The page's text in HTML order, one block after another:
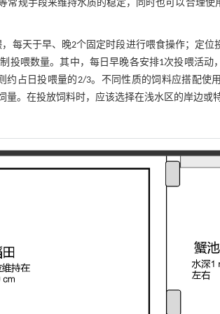
常规手段来维持水质的稳定，同时也可以合理使
每天于早、晚2个固定时段进行喂食操作；定
投喂数量。其中，每日早晚各安排1次投喂活动
占日投喂量的2/3。不同性质的饲料应搭配使
。在投放饲料时，应该选择在浅水区的岸边或